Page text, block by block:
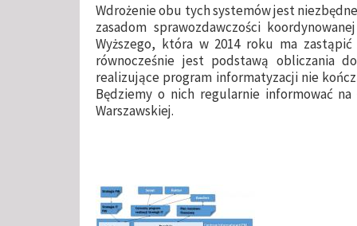
Wdrożenie obu tych systemów jest
zasadom sprawozdawczości
Wyższego, która w 2014 roku ma
równocześnie jest podstawą obliczania
realizujące program informatyzacji nie
Będziemy o nich regularnie informować
Warszawskiej.